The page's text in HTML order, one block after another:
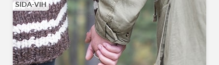
SIDA-VIH